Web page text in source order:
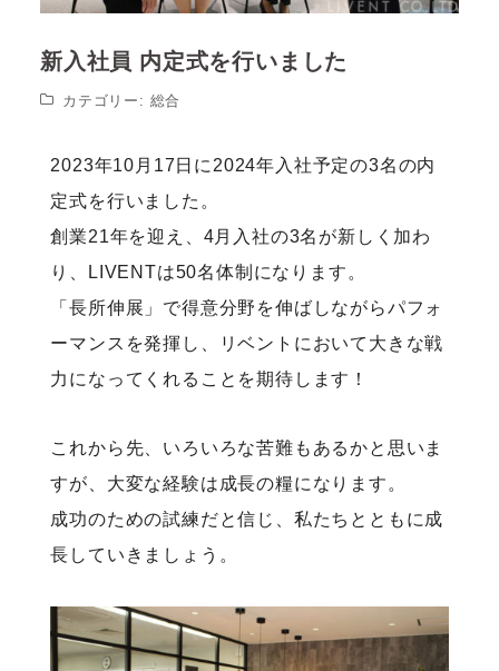
新入社員 内定式を行いました
カテゴリー: 総合
2023年10月17日に2024年入社予定の3名の内
定式を行いました。
創業21年を迎え、4月入社の3名が新しく加わ
り、LIVENTは50名体制になります。
「長所伸展」で得意分野を伸ばしながらパフォ
ーマンスを発揮し、リベントにおいて大きな戦
力になってくれることを期待します！
これから先、いろいろな苦難もあるかと思いま
すが、大変な経験は成長の糧になります。
成功のための試練だと信じ、私たちとともに成
長していきましょう。